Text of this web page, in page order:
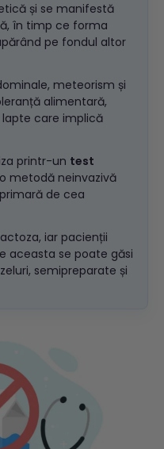
și se manifestă
în timp ce forma
pe fondul altor
meteorism și
alimentară,
care implică
printr-un test
metodă neinvazivă
de cea
iar pacienții
aceasta se poate găsi
semipreparate și